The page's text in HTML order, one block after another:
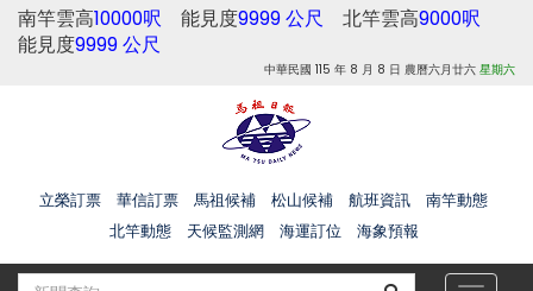
南竿雲高10000呎 能見度9999 公尺 北竿雲高9000呎
能見度9999 公尺
中華民國 115 年 8 月 8 日 農曆六月廿六 星期六
立榮訂票 華信訂票 馬祖候補 松山候補 航班資訊
南竿動態
北竿動態
天候監測網 海運訂位 海象預報